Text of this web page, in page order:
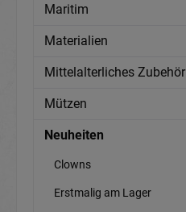
Maritim
Materialien
Mittelalterliches Zubehör
Mützen
Neuheiten
Clowns
Erstmalig am Lager